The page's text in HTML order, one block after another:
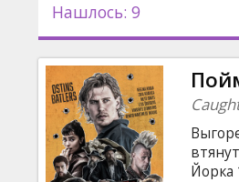
Новости
Подарки
Кинозакуски
Нашлось: 9
Йорка